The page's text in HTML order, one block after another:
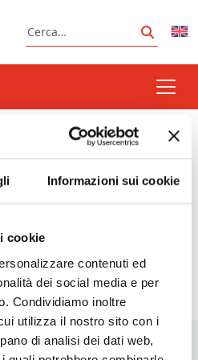
Informazioni sui cookie
cookie
contenuti ed
dei social media e per
Condividiamo inoltre
utilizza il nostro sito con i
di analisi dei dati web,
Cerca
Cerca
questo tag</li>